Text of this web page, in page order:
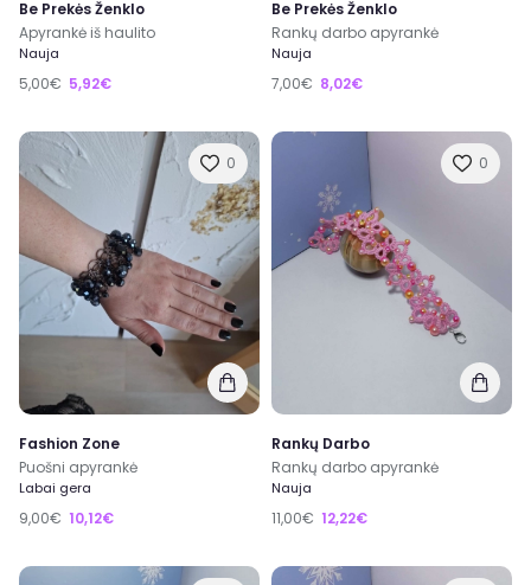
Be Prekės Ženklo
Apyrankė iš haulito
Nauja
5,00€ 5,92€
Be Prekės Ženklo
Rankų darbo apyrankė
Nauja
7,00€ 8,02€
0
Fashion Zone
Puošni apyrankė
Labai gera
9,00€ 10,12€
0
Rankų Darbo
Rankų darbo apyrankė
Nauja
11,00€ 12,22€